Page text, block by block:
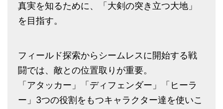
真実を知るために、「大剣の突き立つ大地」
を目指す。
フィールド探索からシームレスに開始する戦
闘では、敵との位置取りが重要。
「アタッカー」「ディフェンダー」「ヒーラ
ー」3つの役割をもつキャラクター達を使いこ